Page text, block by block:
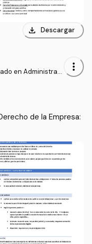
download Descargar
en Administraci
more_vert
de la Empresa: